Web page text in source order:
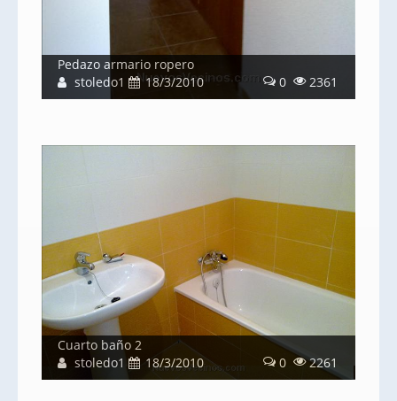
Pedazo armario ropero
stoledo1
18/3/2010 0 2361
Cuarto baño 2
stoledo1
18/3/2010 0 2261